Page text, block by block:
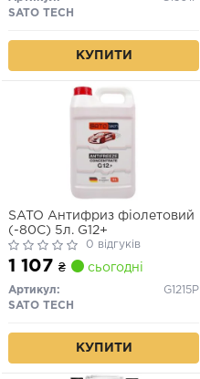
SATO TECH
КУПИТИ
SATO Антифриз фіолетовий
(-80С) 5л. G12+
0 відгуків
1 107 ₴ сьогодні
Артикул:
G1215P
SATO TECH
КУПИТИ